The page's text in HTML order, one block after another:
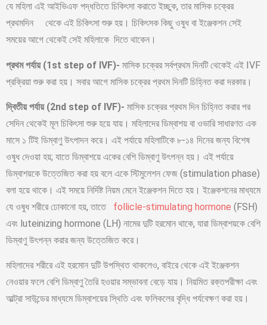
যে মহিলা এই আইভিএফ পদ্ধতিতে চিকিৎসা করাতে ইচ্ছুক, তার মাসিক চক্রের
প্রথমদিন থেকে এই চিকিৎসা শুরু হয়। চিকিৎসক কিছু ওষুধ বা ইঞ্জেকশন সেই
সময়ের আগে থেকেই সেই মহিলাকে দিতে থাকেন।
প্রথম পর্যায় (1st step of IVF)- মাসিক চক্রের সর্বপ্রথম দিনটি থেকেই এই IVF
প্রক্রিয়া শুরু করা হয়। সবার আগে মাসিক চক্রের প্রথম দিনটি চিহ্নিত করা দরকার।
দ্বিতীয় পর্যায় (2nd step of IVF)- মাসিক চক্রের প্রথম দিন চিহ্নিত করার পর
সেদিন থেকেই মূল চিকিৎসা শুরু হয়ে যায়। মহিলাদের ডিম্বাশয় বা ওভারি সাধারণত এক
মাসে ১ টিই ডিম্বাণু উৎপাদন করে। এই পর্যায়ে মহিলাটিকে ৮-১৪ দিনের জন্য বিশেষ
ওষুধ দেওয়া হয়; যাতে ডিম্বাশয়ে একের বেশি ডিম্বাণু উৎপন্ন হয়। এই পর্যায়ে
ডিম্বাশয়কে উত্তেজিত করা হয় বলে একে স্টিমুলেশন ফেজ (stimulation phase)
বলা হয়ে থাকে। এই সময়ে নির্দিষ্ট নিয়ম মেনে ইঞ্জেকশন দিতে হয়। ইঞ্জেকশনের মাধ্যমে
যে ওষুধ শরীরে ঢোকানো হয়, তাতে follicle-stimulating hormone (FSH)
এবং luteinizing hormone (LH) নামের দুটি হরমোন থাকে, যারা ডিম্বাশয়কে বেশি
ডিম্বাণু উৎপন্ন করার জন্য উত্তেজিত করে।
মহিলাদের শরীরে এই হরমোন দুটি উপস্থিত থাকলেও, বাইরে থেকে এই ইঞ্জেকশন
নেওয়ার ফলে বেশি ডিম্বাণু তৈরি হওয়ার সম্ভাবনা বেড়ে যায়। নিয়মিত রক্তপরীক্ষা এবং
আল্ট্রা সাউন্ডের মাধ্যমে ডিম্বাশয়ের স্থিতি এবং ফলিকলের বৃদ্ধি পর্যবেক্ষণ করা হয়।